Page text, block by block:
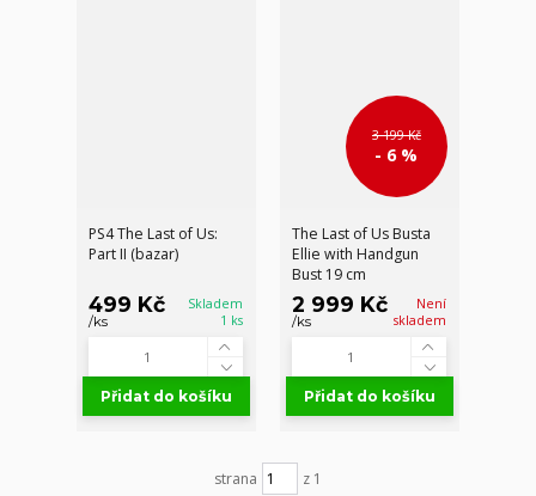
PS4 The Last of Us:
Part II (bazar)
499 Kč
/ks
Skladem
1 ks
Přidat do košíku
3 199 Kč
- 6 %
The Last of Us Busta
Ellie with Handgun
Bust 19 cm
2 999 Kč
/ks
Není
skladem
Přidat do košíku
strana z 1